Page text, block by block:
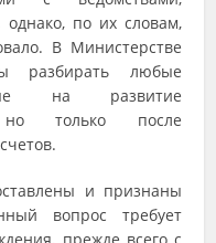
по их словам,
В Министерстве
разбирать любые
на развитие
но только после
и признаны
вопрос требует